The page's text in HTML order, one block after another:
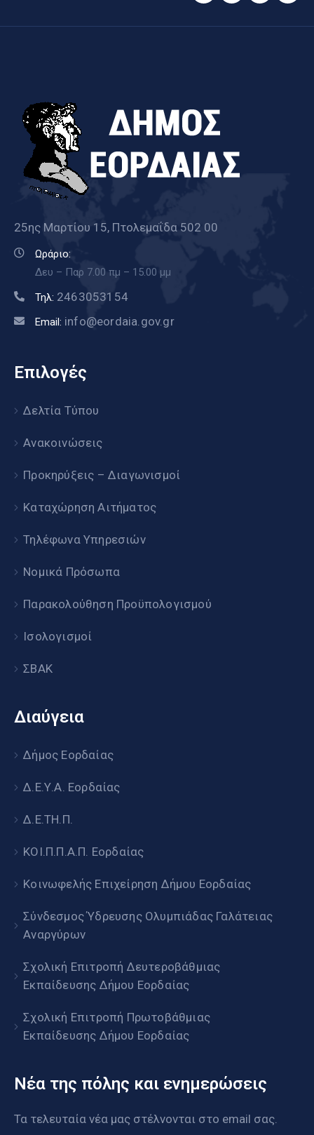
25ης Μαρτίου 15, Πτολεμαΐδα 502 00
Ωράριο:
Δευ – Παρ 7.00 πμ – 15.00 μμ
Τηλ: 2463053154
Email: info@eordaia.gov.gr
Επιλογές
Δελτία Τύπου
Ανακοινώσεις
Προκηρύξεις – Διαγωνισμοί
Καταχώρηση Αιτήματος
Τηλέφωνα Υπηρεσιών
Νομικά Πρόσωπα
Παρακολούθηση Προϋπολογισμού
Ισολογισμοί
ΣΒΑΚ
Διαύγεια
Δήμος Εορδαίας
Δ.Ε.Υ.Α. Εορδαίας
Δ.Ε.ΤΗ.Π.
ΚΟΙ.Π.Π.Α.Π. Εορδαίας
Κοινωφελής Επιχείρηση Δήμου Εορδαίας
Σύνδεσμος Ύδρευσης Ολυμπιάδας Γαλάτειας
Αναργύρων
Σχολική Επιτροπή Δευτεροβάθμιας
Εκπαίδευσης Δήμου Εορδαίας
Σχολική Επιτροπή Πρωτοβάθμιας
Εκπαίδευσης Δήμου Εορδαίας
Νέα της πόλης και ενημερώσεις
Τα τελευταία νέα μας στέλνονται στο email σας.